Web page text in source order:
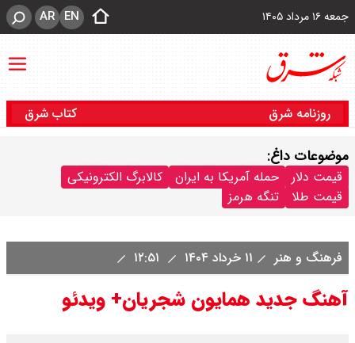
جمعه ۱۶ مرداد ۱۴۰۵ EN
AR
روزنامه شرق کتاب شرق
موضوعات داغ:
قیمت دلار حمله آمریکا به ایران
کالابرگ الکترونیکی
قیمت طلا
تنگه هرمز
فرهنگ و هنر ۱۱ خرداد ۱۴۰۴
آهنگ جدید همایون شجریان+ ویدئو